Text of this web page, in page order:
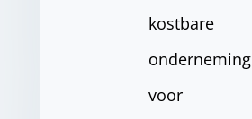
kostbare
onderneming
voor